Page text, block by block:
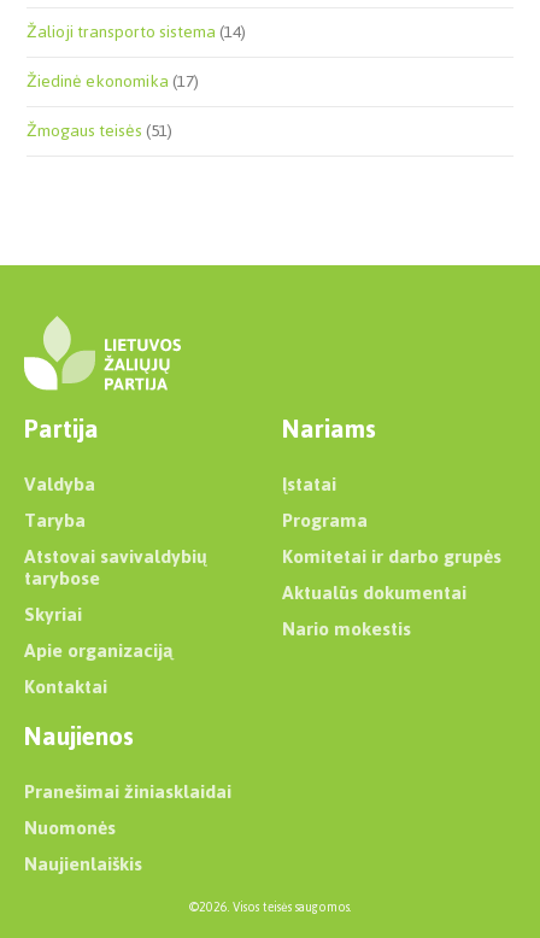
Žalioji transporto sistema(14)
Žiedinė ekonomika(17)
Žmogaus teisės(51)
Partija
Valdyba
Taryba
Atstovai savivaldybių
tarybose
Skyriai
Apie organizaciją
Kontaktai
Nariams
Įstatai
Programa
Komitetai ir darbo grupės
Aktualūs dokumentai
Nario mokestis
Naujienos
Pranešimai žiniasklaidai
Nuomonės
Naujienlaiškis
©2026. Visos teisės saugomos.